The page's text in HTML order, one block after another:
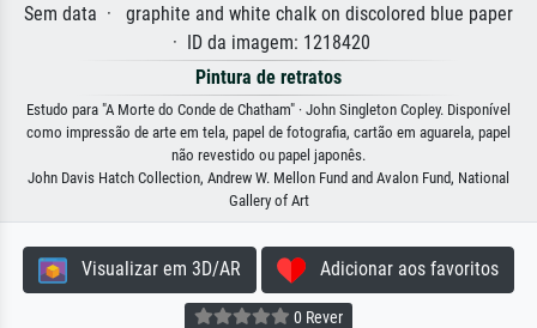
Sem data · graphite and white chalk on discolored blue paper
· ID da imagem: 1218420
Pintura de retratos
Estudo para "A Morte do Conde de Chatham" · John Singleton Copley. Disponível
como impressão de arte em tela, papel de fotografia, cartão em aguarela, papel
não revestido ou papel japonês.
John Davis Hatch Collection, Andrew W. Mellon Fund and Avalon Fund, National
Gallery of Art
Visualizar em 3D/AR Adicionar aos favoritos
0 Rever